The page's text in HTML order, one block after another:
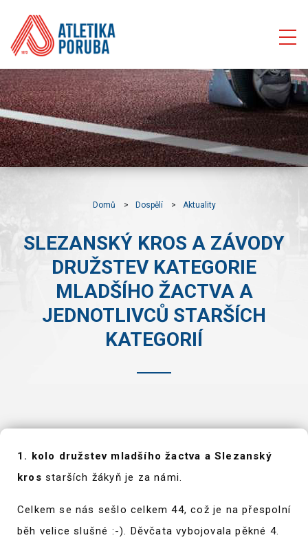
Domů Dospělí Aktuality
SLEZANSKÝ KROS A ZÁVODY
DRUŽSTEV KATEGORIE
MLADŠÍHO ŽACTVA A
JEDNOTLIVCŮ STARŠÍCH
KATEGORIÍ
1. kolo družstev mladšího žactva a Slezanský
kros starších žákyň je za námi.
Celkem se nás sešlo celkem 44, což je na přespolní
běh velice slušné :-). Děvčata vybojovala pěkné 4.